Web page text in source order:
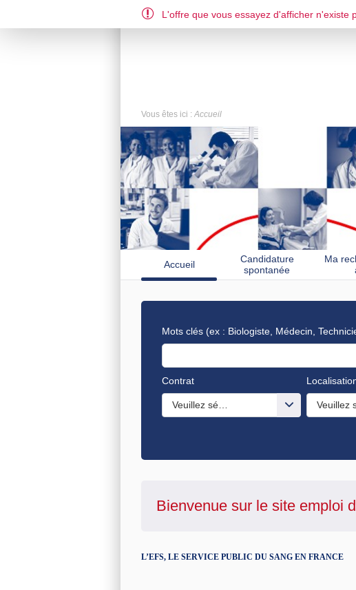
Vous êtes ici : Accueil
Accueil
Candidature
spontanée
Ma
Mots clés (ex : Biologiste, Médecin,
Contrat
Veuillez sélectionner une ou des valeurs
Veuillez
L'offre que vous essayez d'afficher n'existe
Bienvenue sur le site emploi
L’EFS, LE SERVICE PUBLIC DU SANG EN FRANCE